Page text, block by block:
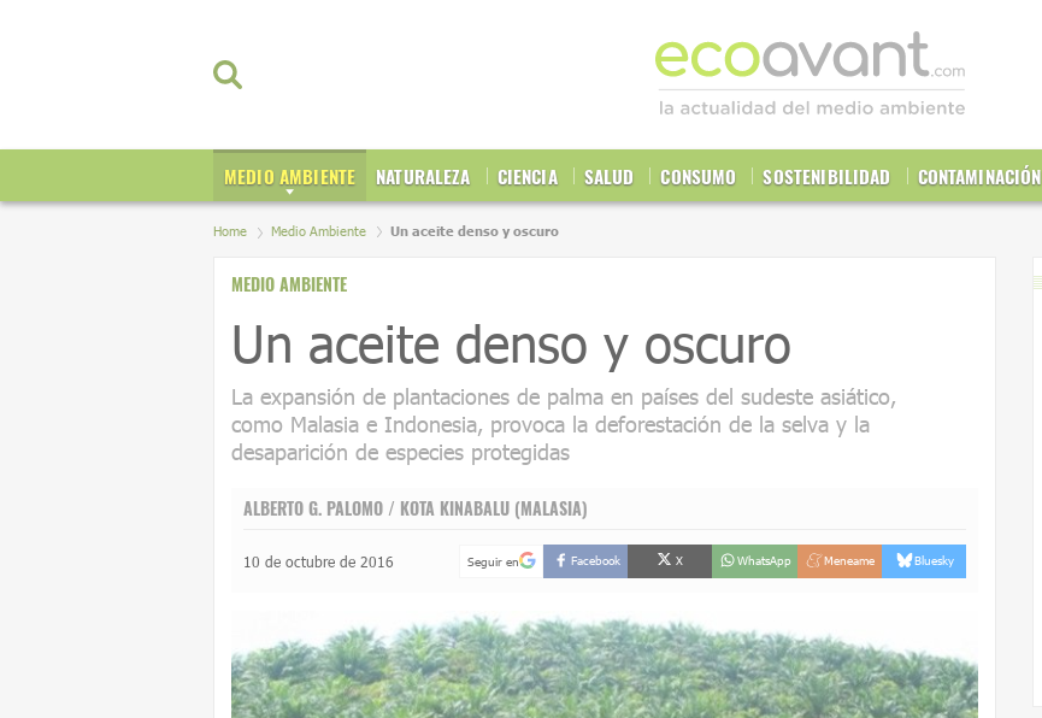
MEDIO AMBIENTE NATURALEZA CIENCIA SALUD CONSUMO SOSTENIBILIDAD CONTAMINACIÓN
Home Medio Ambiente Un aceite denso y oscuro
MEDIO AMBIENTE
Un aceite denso y oscuro
La expansión de plantaciones de palma en países del sudeste asiático,
como Malasia e Indonesia, provoca la deforestación de la selva y la
desaparición de especies protegidas
ALBERTO G. PALOMO / KOTA KINABALU (MALASIA)
10 de octubre de 2016 Seguir en Facebook X WhatsApp Meneame Bluesky